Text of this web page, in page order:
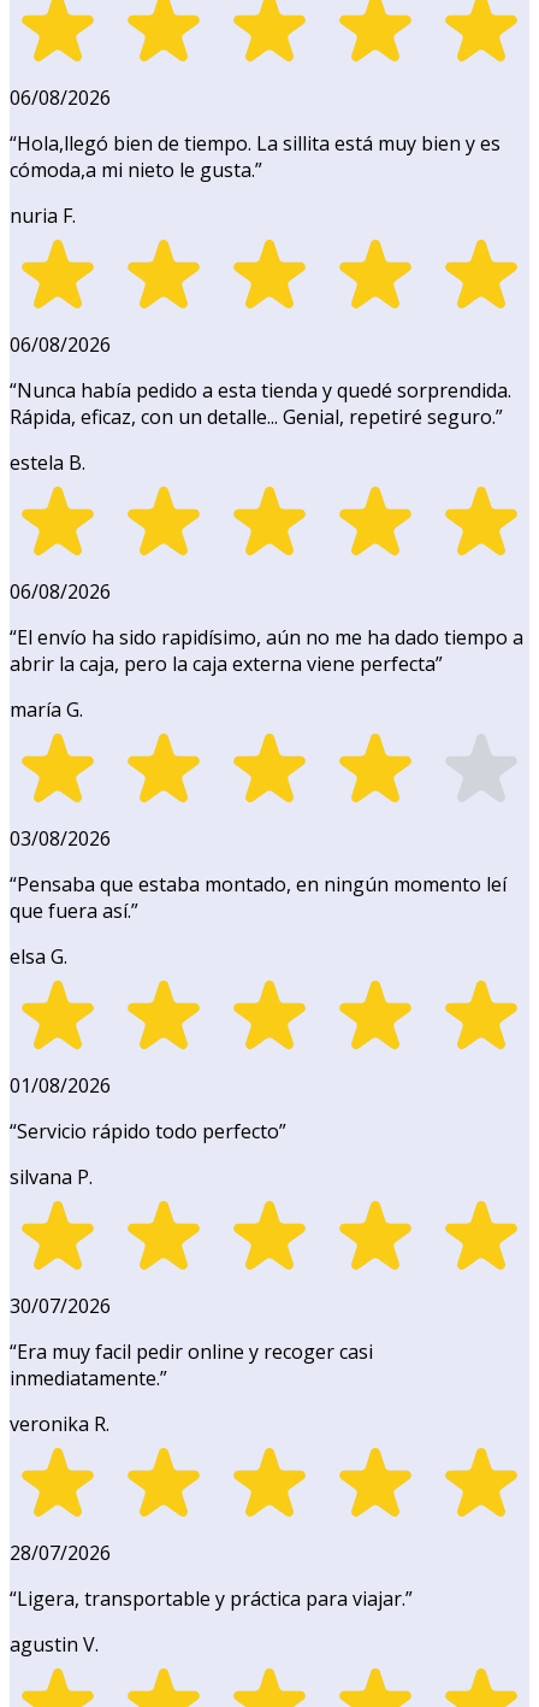
06/08/2026
“Hola,llegó bien de tiempo. La sillita está muy bien y es
cómoda,a mi nieto le gusta.”
nuria F.
06/08/2026
“Nunca había pedido a esta tienda y quedé sorprendida.
Rápida, eficaz, con un detalle... Genial, repetiré seguro.”
estela B.
06/08/2026
“El envío ha sido rapidísimo, aún no me ha dado tiempo a
abrir la caja, pero la caja externa viene perfecta”
maría G.
03/08/2026
“Pensaba que estaba montado, en ningún momento leí
que fuera así.”
elsa G.
01/08/2026
“Servicio rápido todo perfecto”
silvana P.
30/07/2026
“Era muy facil pedir online y recoger casi
inmediatamente.”
veronika R.
28/07/2026
“Ligera, transportable y práctica para viajar.”
agustin V.